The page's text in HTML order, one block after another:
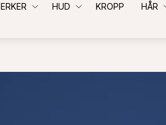
HUD KROPP HÅR